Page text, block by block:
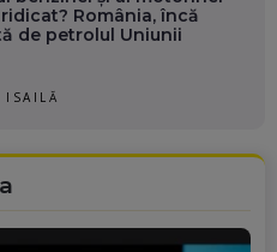
România, încă
de petrolul Uniunii
ISAILĂ